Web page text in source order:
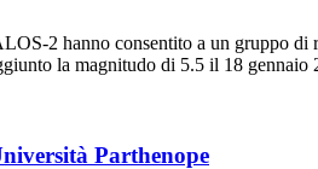
2 hanno consentito a un gruppo
la magnitudo di 5.5 il 18
Parthenope